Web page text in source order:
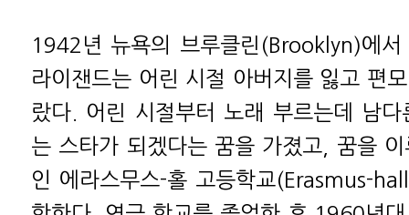
1942년 뉴욕의 브루클린(Brooklyn)에서
라이잰드는 어린 시절 아버지를 잃고 편
랐다. 어린 시절부터 노래 부르는데 남
는 스타가 되겠다는 꿈을 가졌고, 꿈을
인 에라스무스-홀 고등학교(Erasmus-